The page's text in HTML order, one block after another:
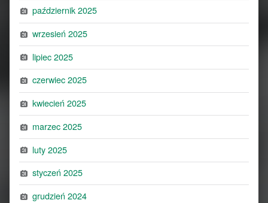
październik 2025
wrzesień 2025
lipiec 2025
czerwiec 2025
kwiecień 2025
marzec 2025
luty 2025
styczeń 2025
grudzień 2024